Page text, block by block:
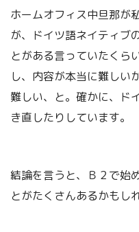
ホームオフィス中旦那が
が、ドイツ語ネイティブ
とがある言っていたくら
し、内容が本当に難しい
難しい、と。確かに、ド
き直したりしています。
結論を言うと、Ｂ２で始
とがたくさんあるかもし